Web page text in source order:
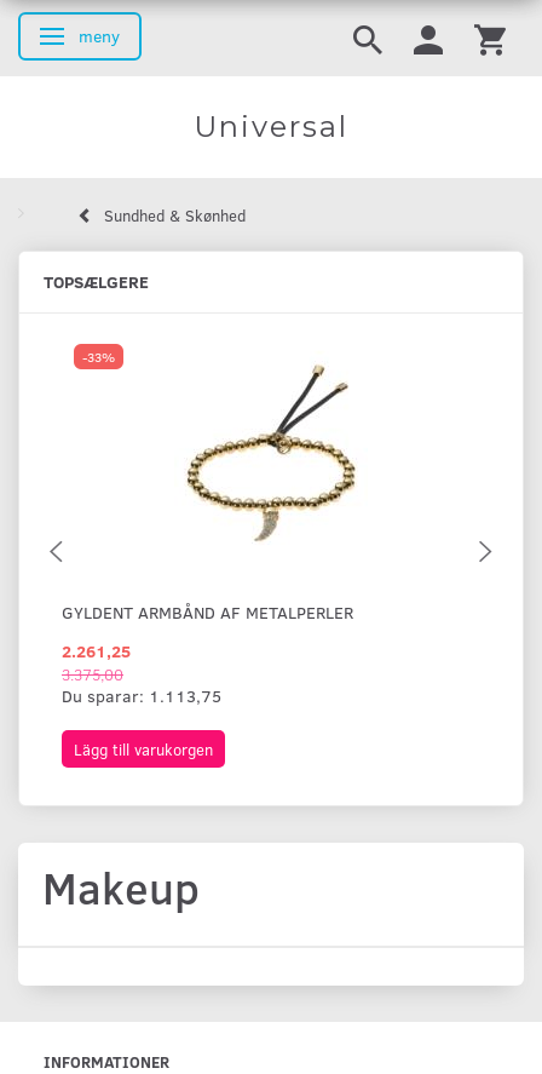
Ändra navigering
meny
Universal
Sundhed & Skønhed
TOPSÆLGERE
-33%
GYLDENT ARMBÅND AF METALPERLER
2.261,25
3.375,00
Du sparar: 1.113,75
Lägg till varukorgen
Makeup
INFORMATIONER